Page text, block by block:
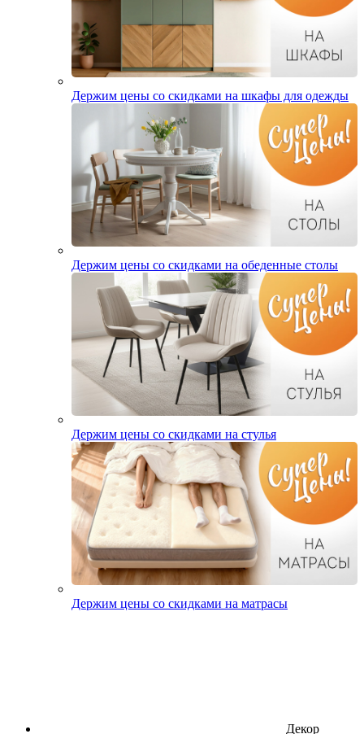
Держим цены со скидками на шкафы для одежды
Держим цены со скидками на обеденные столы
Держим цены со скидками на стулья
Держим цены со скидками на матрасы
Декор